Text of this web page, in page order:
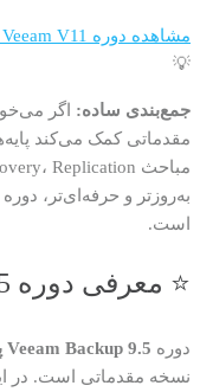
مشاهده دوره Veeam V11 ↗
💡
جمع‌بندی ساده:
مقدماتی کمک می‌کند
به‌روزتر و حرفه‌ای‌تر، دوره
است.
⭐ معرفی دوره Veeam Backup 9.5 پیشرفته
دوره Veeam Backup 9.5 پیشرفته
نسخه مقدماتی است. در